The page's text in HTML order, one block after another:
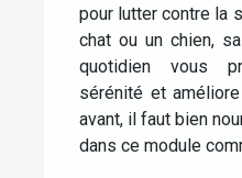
pour lutter contre la
chat ou un chien,
quotidien vous
sérénité et
avant, il faut bien
dans ce module